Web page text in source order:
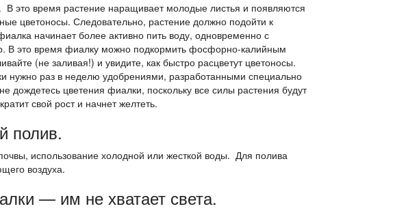
это время растение наращивает молодые листья и появляются
цветоносы. Следовательно, растение должно подойти к
начинает более активно пить воду, одновременно с
В это время фиалку можно подкормить фосфорно-калийным
(не заливая!) и увидите, как быстро расцветут цветоносы.
нужно раз в неделю удобрениями, разработанными специально
дождетесь цветения фиалки, поскольку все силы растения будут
свой рост и начнет желтеть.
полив.
использование холодной или жесткой воды. Для полива
воздуха.
— им не хватает света.